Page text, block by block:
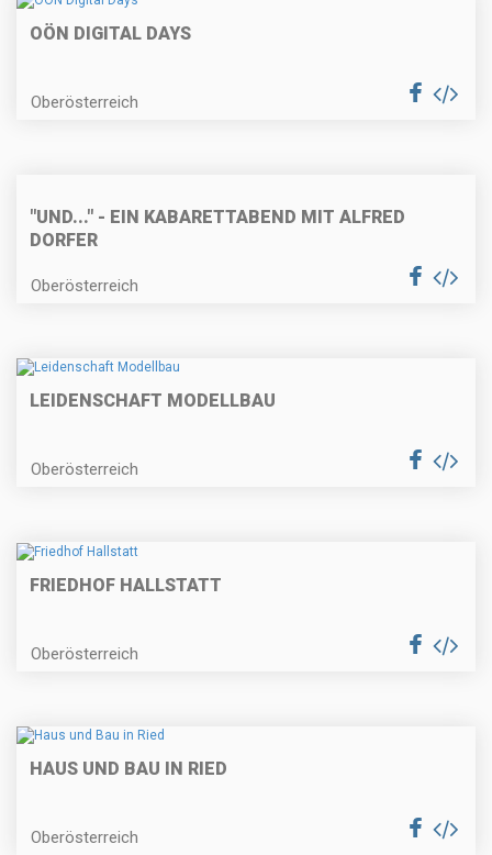
OÖN DIGITAL DAYS
Oberösterreich
"UND..." - EIN KABARETTABEND MIT ALFRED
DORFER
Oberösterreich
LEIDENSCHAFT MODELLBAU
Oberösterreich
FRIEDHOF HALLSTATT
Oberösterreich
HAUS UND BAU IN RIED
Oberösterreich